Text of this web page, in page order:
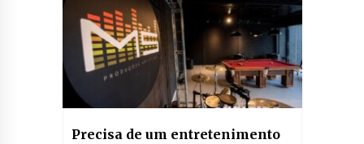
Precisa de um entretenimento